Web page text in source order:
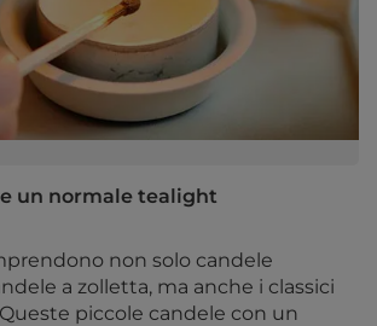
un normale tealight
non solo candele
a zolletta, ma anche i classici
piccole candele con un